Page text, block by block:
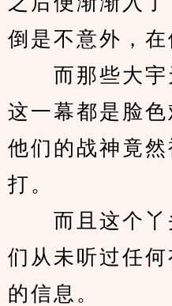
倒是不意外，在
而那些大宇
这一幕都是脸
他们的战神竟
打。
而且这个丫
们从未听过任
的信息。